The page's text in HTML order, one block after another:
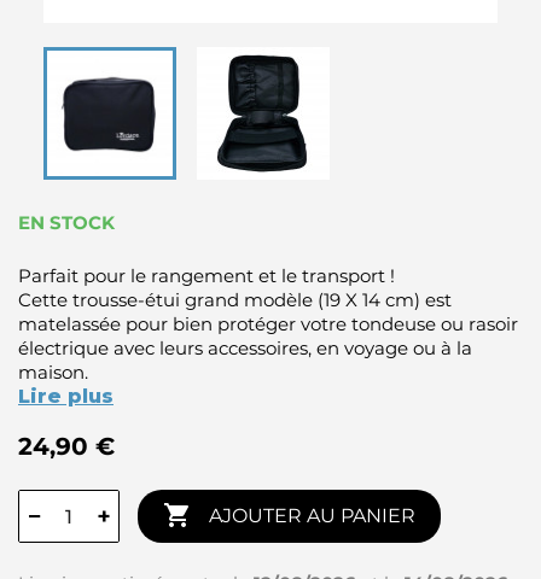
EN STOCK
Parfait pour le rangement et le transport !
Cette trousse-étui grand modèle (19 X 14 cm) est
matelassée pour bien protéger votre tondeuse ou rasoir
électrique avec leurs accessoires, en voyage ou à la
maison.
Lire plus
24,90 €
− +  AJOUTER AU PANIER